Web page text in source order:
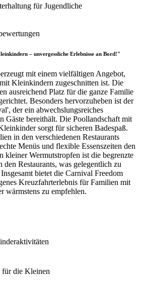
für Jugendliche
– unvergessliche Erlebnisse an Bord!"
mit einem vielfältigen Angebot,
Kleinkindern zugeschnitten ist. Die
ausreichend Platz für die ganze Familie
Besonders hervorzuheben ist der
der ein abwechslungsreiches
Gäste bereithält. Die Poollandschaft mit
sorgt für sicheren Badespaß.
in den verschiedenen Restaurants
Menüs und flexible Essenszeiten den
kleiner Wermutstropfen ist die begrenzte
Restaurants, was gelegentlich zu
bietet die Carnival Freedom
Kreuzfahrterlebnis für Familien mit
wärmstens zu empfehlen.
für die Kleinen